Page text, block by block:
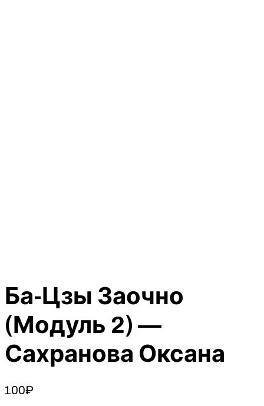
Ба-Цзы Заочно
(Модуль 2) —
Сахранова Оксана
100₽